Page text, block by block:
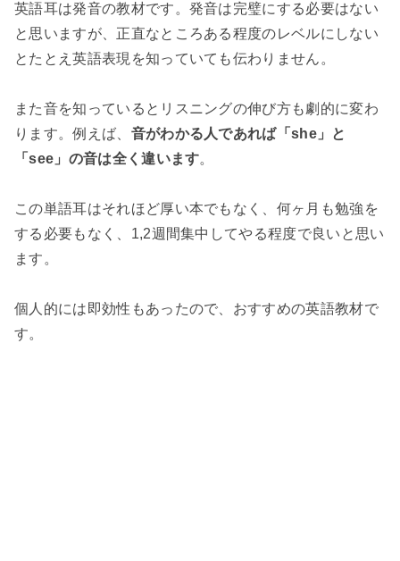
英語耳は発音の教材です。発音は完璧にする必要はない
と思いますが、正直なところある程度のレベルにしない
とたとえ英語表現を知っていても伝わりません。
また音を知っているとリスニングの伸び方も劇的に変わ
ります。例えば、 音がわかる人であれば「she」と
「see」の音は全く違います。
この単語耳はそれほど厚い本でもなく、何ヶ月も勉強を
する必要もなく、1,2週間集中してやる程度で良いと思い
ます。
個人的には即効性もあったので、おすすめの英語教材で
す。